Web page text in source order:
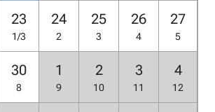
23
1/3
24
2
25
3
26
4
27
5
30
8
1
9
2
10
3
11
4
12